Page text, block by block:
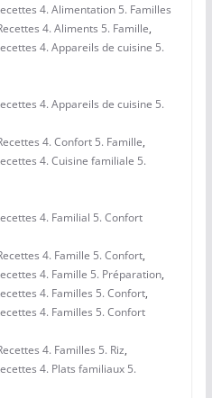
4. Alimentation 5. Familles
4. Aliments 5. Famille,
4. Appareils de cuisine 5.
4. Appareils de cuisine 5.
4. Confort 5. Famille,
4. Cuisine familiale 5.
4. Familial 5. Confort
4. Famille 5. Confort,
4. Famille 5. Préparation,
4. Familles 5. Confort,
4. Familles 5. Confort
4. Familles 5. Riz,
4. Plats familiaux 5.